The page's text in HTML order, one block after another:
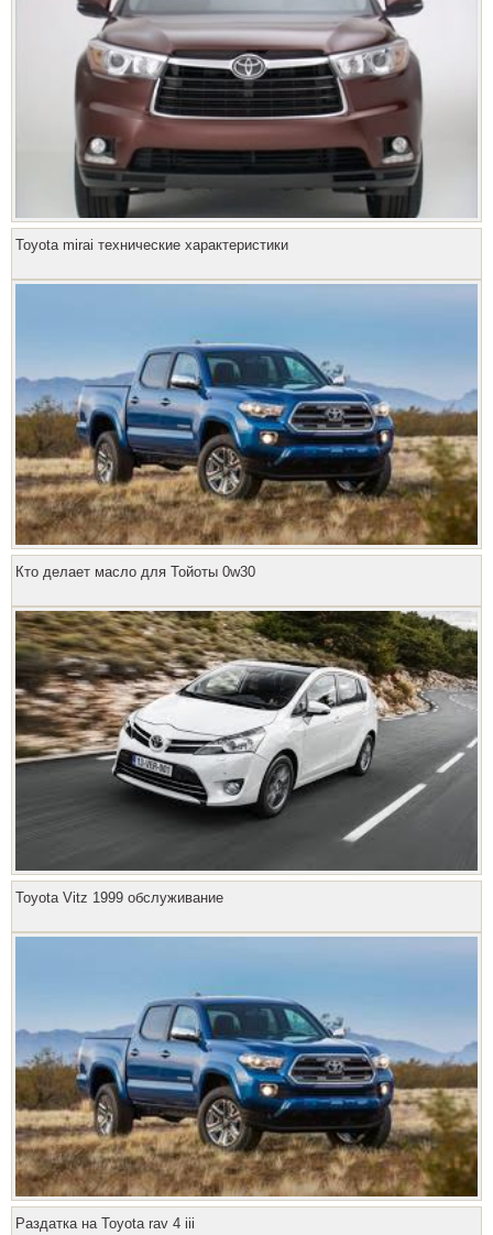
Toyota mirai технические характеристики
Кто делает масло для Тойоты 0w30
Toyota Vitz 1999 обслуживание
Раздатка на Toyota rav 4 iii